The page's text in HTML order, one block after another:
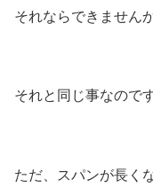
それならできません
それと同じ事なのです
ただ、スパンが長く